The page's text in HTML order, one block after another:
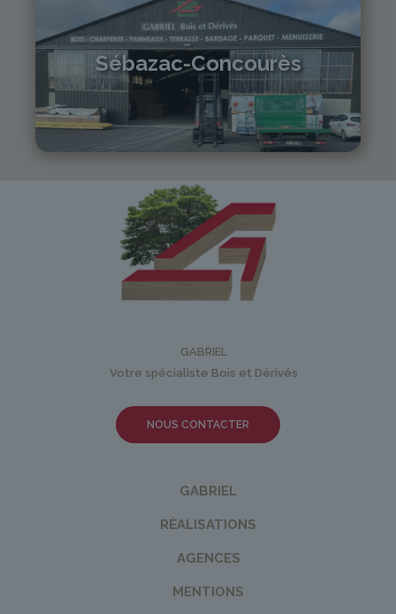
Sébazac-Concourès
05 81 55 83 89
monistrol@gabriel-sa.fr
GABRIEL
Votre spécialiste Bois et Dérivés
NOUS CONTACTER
GABRIEL
RÉALISATIONS
AGENCES
MENTIONS